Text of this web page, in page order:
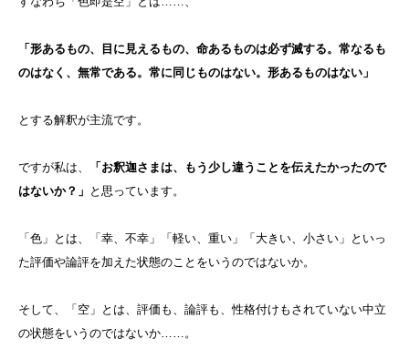
「形あるもの、目に見えるもの、命あるものは必ず滅する。常なるも
のはなく、無常である。常に同じものはない。形あるものはない」
とする解釈が主流です。
ですが私は、
「お釈迦さまは、もう少し違うことを伝えたかったので
はないか？」 と思っています。
「色」とは、「幸、不幸」「軽い、重い」「大きい、小さい」といっ
た評価や論評を加えた状態のことをいうのではないか。
そして、「空」とは、評価も、論評も、性格付けもされていない中立
の状態をいうのではないか……。